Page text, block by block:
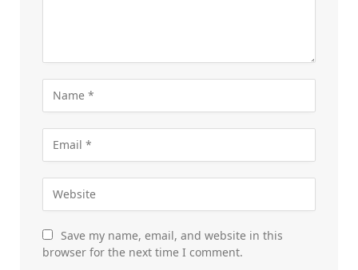
Save my name, email, and website in this
browser for the next time I comment.